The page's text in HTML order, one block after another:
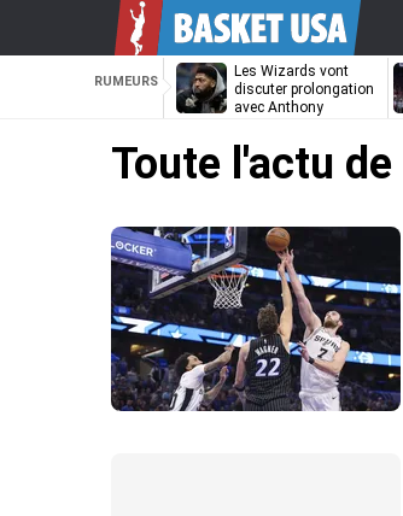
RUMEURS
Les Wizards vont
discuter prolongation
avec Anthony
Toute l'actu de